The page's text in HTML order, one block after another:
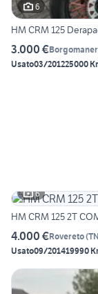
6
HM CRM 125
3.000 €
Usato03/201225000
6
HM CRM 125 2T
4.000 €Rovereto(TN
Usato09/201419990